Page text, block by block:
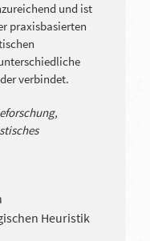
und ist
praxisbasierten
verbindet.
Heuristik